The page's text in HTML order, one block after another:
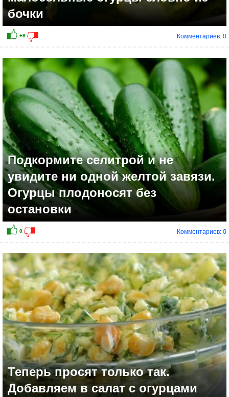
+8
бочки
Комментариев: 0
Подкормите селитрой и не
увидите ни одной желтой завязи.
Огурцы плодоносят без
остановки
Комментариев: 0
Теперь просят только так.
Добавляем в салат с огурцами